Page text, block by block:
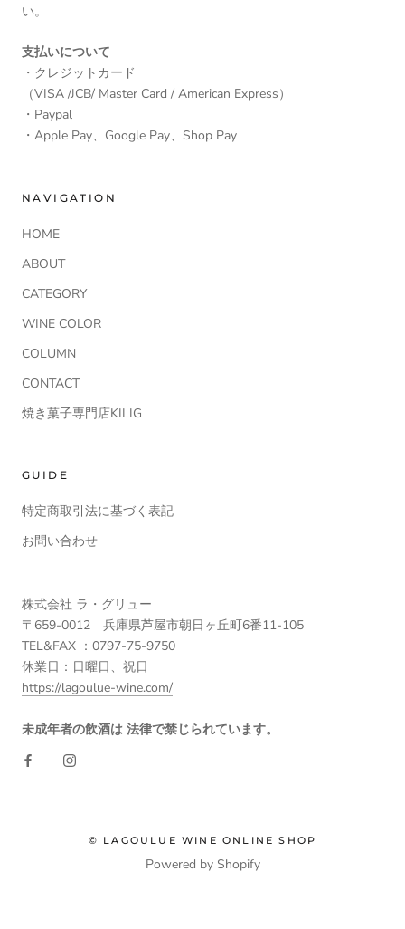
い。
支払いについて
・クレジットカード
（VISA /JCB/ Master Card / American Express）
・Paypal
・Apple Pay、Google Pay、Shop Pay
NAVIGATION
HOME
ABOUT
CATEGORY
WINE COLOR
COLUMN
CONTACT
焼き菓子専門店KILIG
GUIDE
特定商取引法に基づく表記
お問い合わせ
株式会社 ラ・グリュー
〒659-0012 兵庫県芦屋市朝日ヶ丘町6番11-105
TEL&FAX ：0797-75-9750
休業日：日曜日、祝日
https://lagoulue-wine.com/
未成年者の飲酒は 法律で禁じられています。
© LAGOULUE WINE ONLINE SHOP
Powered by Shopify